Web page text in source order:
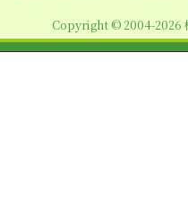
ン
Copyright © 2004-2026